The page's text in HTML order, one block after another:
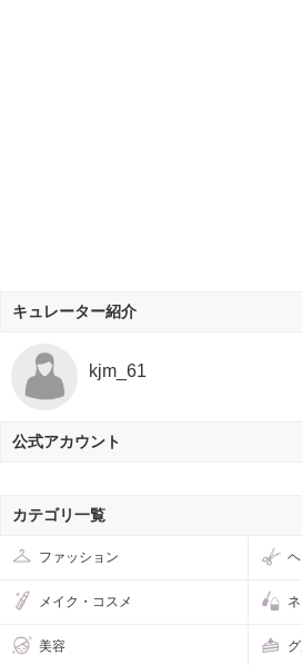
キュレーター紹介
kjm_61
公式アカウント
カテゴリ一覧
ファッション
メイク・コスメ
美容